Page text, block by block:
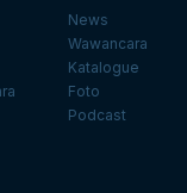
News
Wawancara
Katalogue
Foto
Podcast